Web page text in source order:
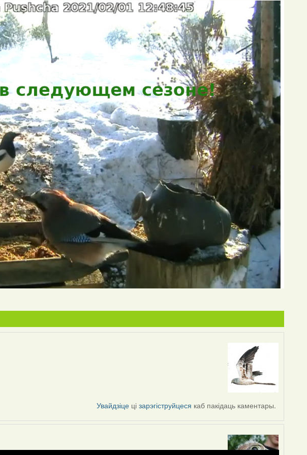
Увайдзіце цізарэгіструйцеся каб пакідаць каментары.